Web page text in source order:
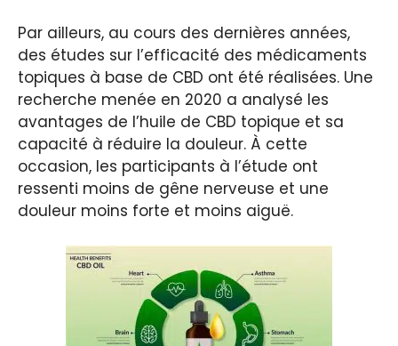
Par ailleurs, au cours des dernières années,
des études sur l’efficacité des médicaments
topiques à base de CBD ont été réalisées. Une
recherche menée en 2020 a analysé les
avantages de l’huile de CBD topique et sa
capacité à réduire la douleur. À cette
occasion, les participants à l’étude ont
ressenti moins de gêne nerveuse et une
douleur moins forte et moins aiguë.